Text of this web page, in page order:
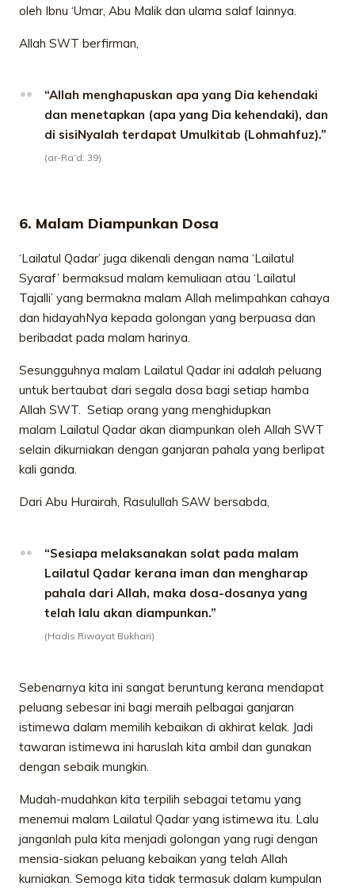
oleh Ibnu ‘Umar, Abu Malik dan ulama salaf lainnya.
Allah SWT berfirman,
“Allah menghapuskan apa yang Dia kehendaki
dan menetapkan (apa yang Dia kehendaki), dan
di sisiNyalah terdapat Umulkitab (Lohmahfuz).”
(ar-Ra’d: 39)
6. Malam Diampunkan Dosa
‘Lailatul Qadar’ juga dikenali dengan nama ‘Lailatul
Syaraf’ bermaksud malam kemuliaan atau ‘Lailatul
Tajalli’ yang bermakna malam Allah melimpahkan cahaya
dan hidayahNya kepada golongan yang berpuasa dan
beribadat pada malam harinya.
Sesungguhnya malam Lailatul Qadar ini adalah peluang
untuk bertaubat dari segala dosa bagi setiap hamba
Allah SWT. Setiap orang yang menghidupkan
malam Lailatul Qadar akan diampunkan oleh Allah SWT
selain dikurniakan dengan ganjaran pahala yang berlipat
kali ganda.
Dari Abu Hurairah, Rasulullah SAW bersabda,
“Sesiapa melaksanakan solat pada malam
Lailatul Qadar kerana iman dan mengharap
pahala dari Allah, maka dosa-dosanya yang
telah lalu akan diampunkan.”
(Hadis Riwayat Bukhari)
Sebenarnya kita ini sangat beruntung kerana mendapat
peluang sebesar ini bagi meraih pelbagai ganjaran
istimewa dalam memilih kebaikan di akhirat kelak. Jadi
tawaran istimewa ini haruslah kita ambil dan gunakan
dengan sebaik mungkin.
Mudah-mudahkan kita terpilih sebagai tetamu yang
menemui malam Lailatul Qadar yang istimewa itu. Lalu
janganlah pula kita menjadi golongan yang rugi dengan
mensia-siakan peluang kebaikan yang telah Allah
kurniakan. Semoga kita tidak termasuk dalam kumpulan